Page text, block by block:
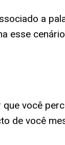
a
esse
você
de você